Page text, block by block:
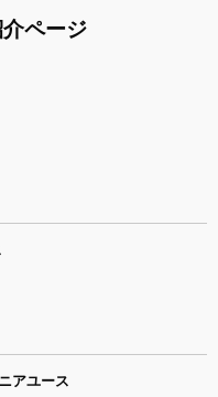
ページ
アユース